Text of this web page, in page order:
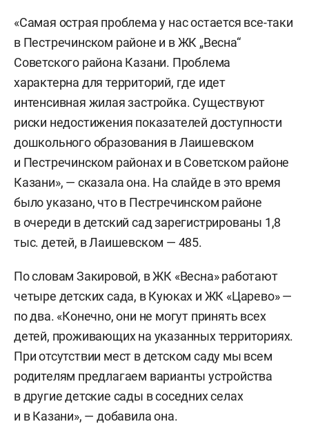
«Самая острая проблема у нас остается все-таки
в Пестречинском районе и в ЖК „Весна“
Советского района Казани. Проблема
характерна для территорий, где идет
интенсивная жилая застройка. Существуют
риски недостижения показателей доступности
дошкольного образования в Лаишевском
и Пестречинском районах и в Советском районе
Казани», — сказала она. На слайде в это время
было указано, что в Пестречинском районе
в очереди в детский сад зарегистрированы 1,8
тыс. детей, в Лаишевском — 485.
По словам Закировой, в ЖК «Весна» работают
четыре детских сада, в Куюках и ЖК «Царево» —
по два. «Конечно, они не могут принять всех
детей, проживающих на указанных территориях.
При отсутствии мест в детском саду мы всем
родителям предлагаем варианты устройства
в другие детские сады в соседних селах
и в Казани», — добавила она.